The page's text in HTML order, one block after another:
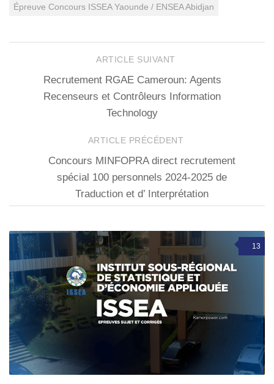
Épreuve Concours ISSEA Yaounde / ENSEA Abidjan
ARTICLE SUIVANT
Recrutement RGAE Cameroun: Agents
Recenseurs et Contrôleurs Information
Technology
ARTICLE PRÉCÉDENT
Concours MINFOPRA direct recrutement
spécial 100 personnels 2024-2025 de
Traduction et d’ Interprétation
13